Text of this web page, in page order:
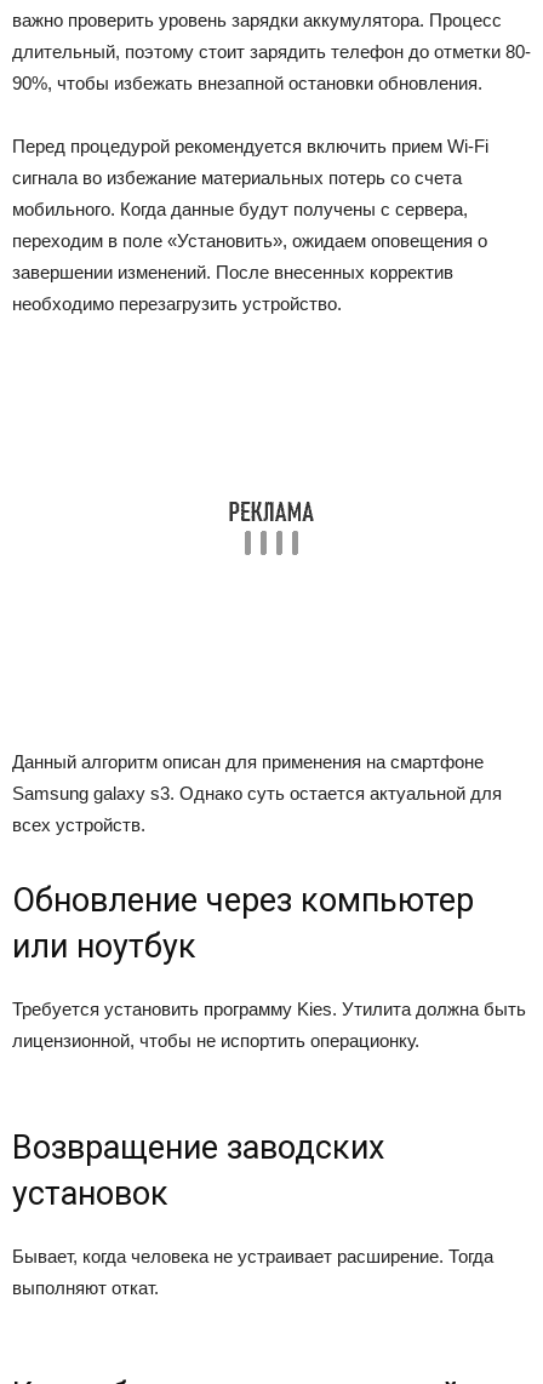
важно проверить уровень зарядки аккумулятора. Процесс
длительный, поэтому стоит зарядить телефон до отметки 80-
90%, чтобы избежать внезапной остановки обновления.
Перед процедурой рекомендуется включить прием Wi-Fi
сигнала во избежание материальных потерь со счета
мобильного. Когда данные будут получены с сервера,
переходим в поле «Установить», ожидаем оповещения о
завершении изменений. После внесенных корректив
необходимо перезагрузить устройство.
Данный алгоритм описан для применения на смартфоне
Samsung galaxy s3. Однако суть остается актуальной для
всех устройств.
Обновление через компьютер
или ноутбук
Требуется установить программу Kies. Утилита должна быть
лицензионной, чтобы не испортить операционку.
Возвращение заводских
установок
Бывает, когда человека не устраивает расширение. Тогда
выполняют откат.